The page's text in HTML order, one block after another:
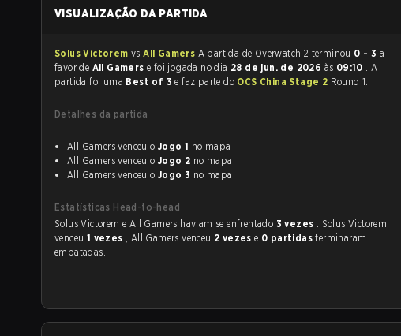
VISUALIZAÇÃO DA PARTIDA
Solus Victorem vsAll Gamers A partida de Overwatch 2 terminou 0 - 3
favor de All Gamers e foi jogada no dia 28 de jun. de 2026 às 09:10 . A
partida foi uma Best of 3e faz parte do OCS China Stage 2 Round 1.
Detalhes da partida
All Gamers venceu o Jogo 1 no mapa
All Gamers venceu o Jogo 2 no mapa
All Gamers venceu o Jogo 3 no mapa
Estatísticas Head-to-head
Solus Victorem e All Gamers haviam se enfrentado 3 vezes . Solus Victorem
venceu 1 vezes , All Gamers venceu 2 vezese 0 partidasterminaram
empatadas.